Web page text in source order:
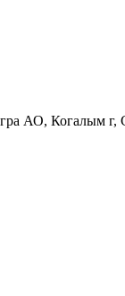
АО, Когалым г,